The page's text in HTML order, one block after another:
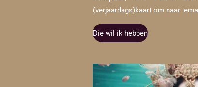
(verjaardags)kaart om naar
Die wil ik hebben